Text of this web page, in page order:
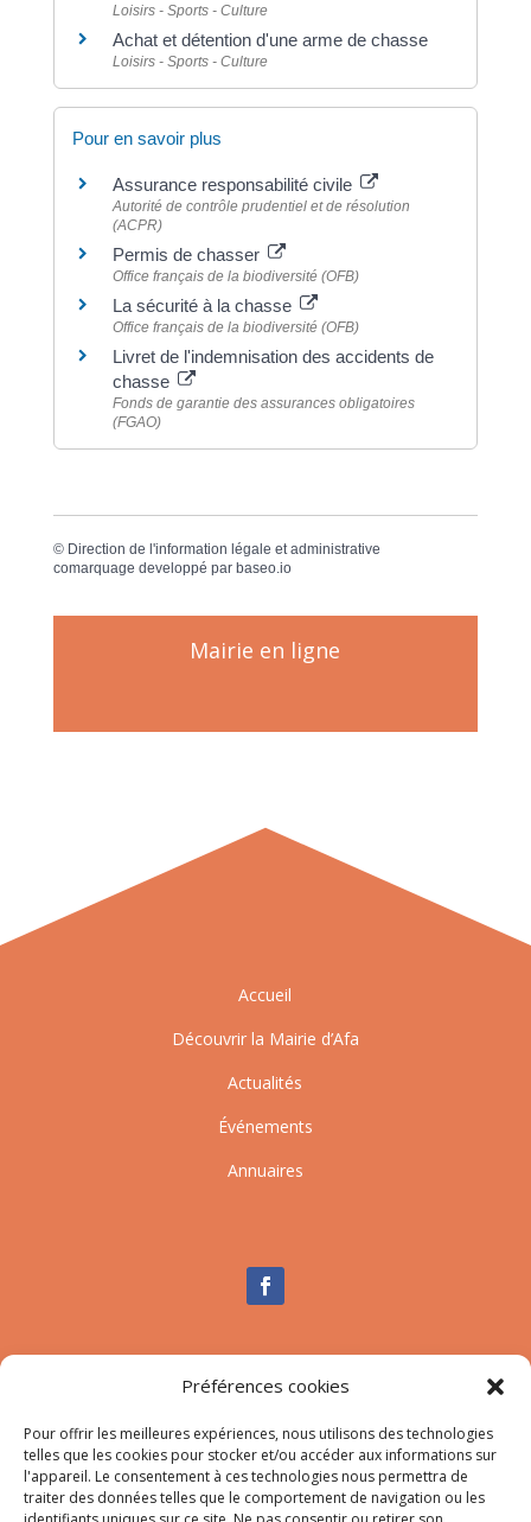
Préférences cookies
Pour offrir les meilleures expériences, nous utilisons des technologies
telles que les cookies pour stocker et/ou accéder aux informations sur
l'appareil. Le consentement à ces technologies nous permettra de
traiter des données telles que le comportement de navigation ou les
Loisirs - Sports - Culture
Achat et détention d'une arme de chasse
Loisirs - Sports - Culture
Pour en savoir plus
Assurance responsabilité civile
Autorité de contrôle prudentiel et de résolution
(ACPR)
Permis de chasser
Office français de la biodiversité (OFB)
La sécurité à la chasse
Office français de la biodiversité (OFB)
Livret de l'indemnisation des accidents de
chasse
Fonds de garantie des assurances obligatoires
(FGAO)
© Direction de l'information légale et administrative
comarquage developpé par baseo.io
Mairie en ligne
Accueil
Découvrir la Mairie d’Afa
Actualités
Événements
Annuaires
Nous contacter
Mail:secretariat-mairie@afa.corsica
Adresse :785 Strada d’Afà – Merria 20167 Afa